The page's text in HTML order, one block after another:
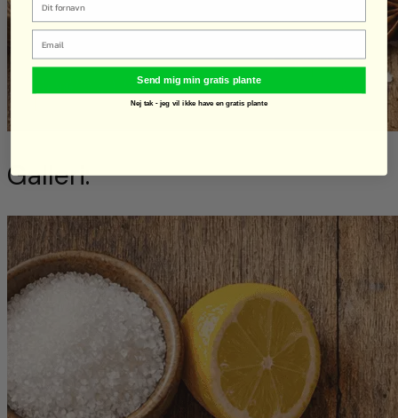
Galleri:
Email
Send mig min gratis plante
Nej tak - jeg vil ikke have en gratis plante